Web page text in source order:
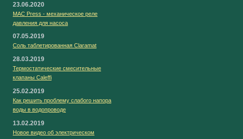
23.06.2020
MAC Press - механическое реле
давления для насоса
07.05.2019
Соль таблетированная Claramat
28.03.2019
Термостатические смесительные
клапаны Caleffi
25.02.2019
Как решить проблему слабого напора
воды в водопроводе
13.02.2019
Новое видео об электрическом